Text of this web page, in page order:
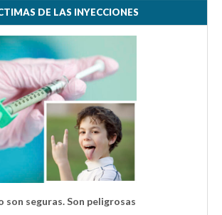
DE LAS INYECCIONES
son seguras. Son peligrosas